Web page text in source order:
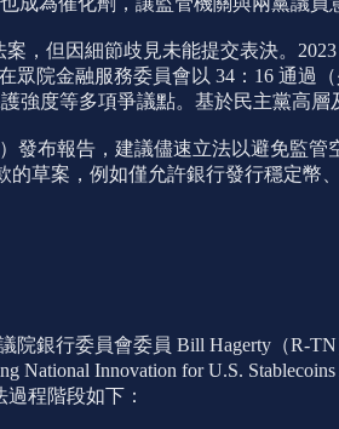
但因細節歧見未能提交表決。2023
眾院金融服務委員會以 34：16 通
度等多項爭議點。基於民主黨高層
布報告，建議儘速立法以避免監
草案，例如僅允許銀行發行穩定幣
銀行委員會委員 Bill Hagerty（R-
Innovation for U.S.
程階段如下：